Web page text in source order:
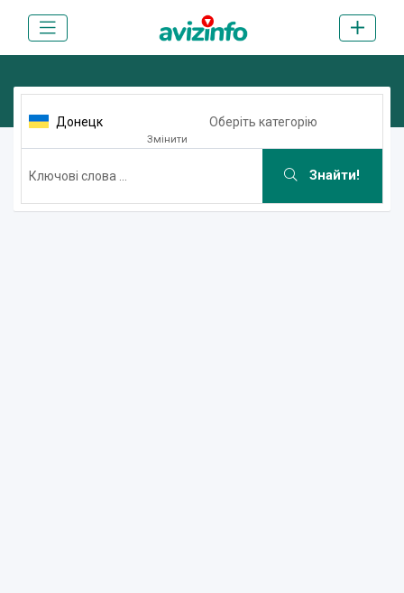
Донецк
Змінити
Оберіть категорію
Знайти!